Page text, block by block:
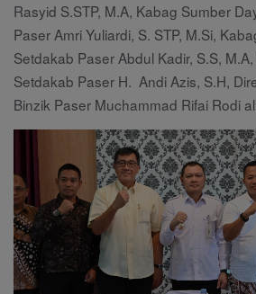
Rasyid S.STP, M.A, Kabag Sumber
Paser Amri Yuliardi, S. STP, M.Si,
Setdakab Paser Abdul Kadir, S.S,
Setdakab Paser H. Andi Azis, S.H,
Binzik Paser Muchammad Rifai Rodi